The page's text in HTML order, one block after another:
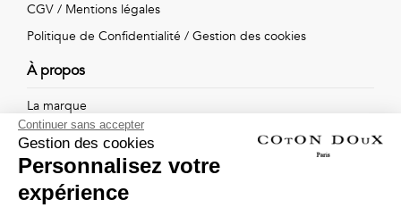
tout
CGV / Mentions légales
Politique de Confidentialité / Gestion des cookies
À propos
La marque
Nos boutiques
Suivez-nous !
Continuer sans accepter
Gestion des cookies
Personnalisez votre
expérience